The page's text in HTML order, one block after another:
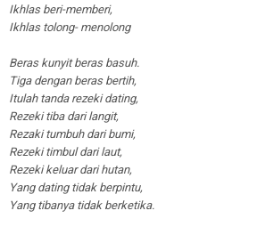
Ikhlas beri-memberi,
Ikhlas tolong- menolong
Beras kunyit beras basuh.
Tiga dengan beras bertih,
Itulah tanda rezeki dating,
Rezeki tiba dari langit,
Rezaki tumbuh dari bumi,
Rezeki timbul dari laut,
Rezeki keluar dari hutan,
Yang dating tidak berpintu,
Yang tibanya tidak berketika.